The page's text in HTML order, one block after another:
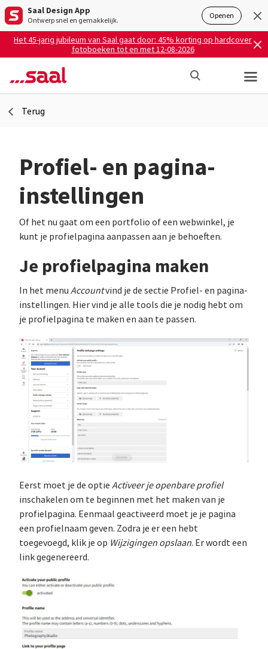
Saal Design App
Ontwerp snel en gemakkelijk. Openen
Het 45-jarig jubileum van Saal gaat door: 45% korting op hardcover
fotoboeken tot en met 12-08-2026
Terug
Profiel- en pagina-
instellingen
Of het nu gaat om een portfolio of een webwinkel, je
kunt je profielpagina aanpassen aan je behoeften.
Je profielpagina maken
In het menu Accountvind je de sectie Profiel- en pagina-
instellingen. Hier vind je alle tools die je nodig hebt om
je profielpagina te maken en aan te passen.
Eerst moet je de optie Activeer je openbare profiel
inschakelen om te beginnen met het maken van je
profielpagina. Eenmaal geactiveerd moet je je pagina
een profielnaam geven. Zodra je er een hebt
toegevoegd, klik je op Wijzigingen opslaan. Er wordt een
link gegenereerd.